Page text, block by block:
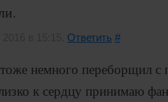
Ответить #
немного переборщил
к сердцу принимаю